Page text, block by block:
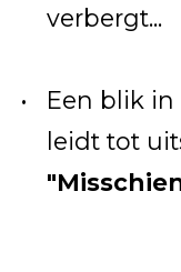
verbergt...
Een blik
leidt tot